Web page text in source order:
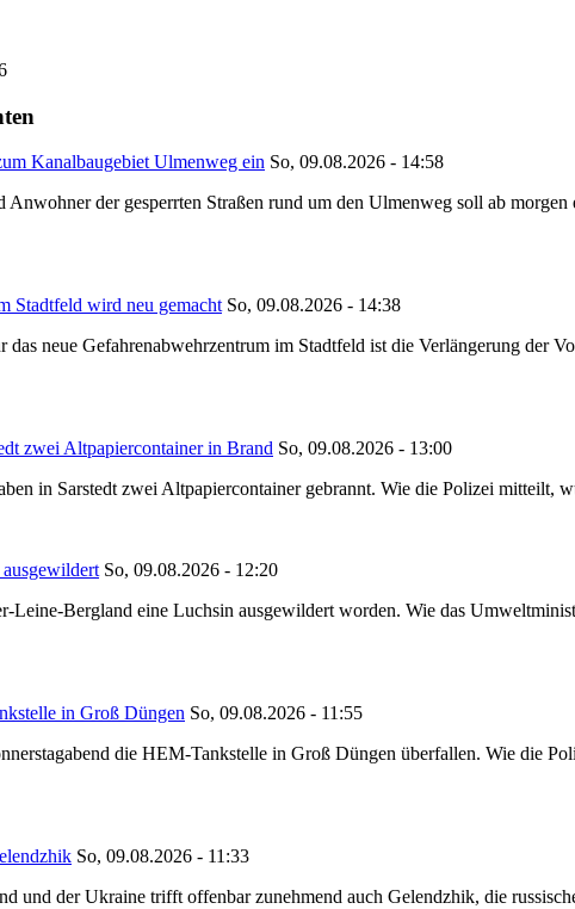
Kanalbaugebiet Ulmenweg ein So, 09.08.2026 - 14:58
der gesperrten Straßen rund um den Ulmenweg soll ab
Stadtfeld wird neu gemacht So, 09.08.2026 - 14:38
das neue Gefahrenabwehrzentrum im Stadtfeld ist die Verlängerung der
zwei Altpapiercontainer in Brand So, 09.08.2026 - 13:00
in Sarstedt zwei Altpapiercontainer gebrannt. Wie die Polizei mitteilt,
So, 09.08.2026 - 12:20
Leine-Bergland eine Luchsin ausgewildert worden. Wie das
in Groß Düngen So, 09.08.2026 - 11:55
die HEM-Tankstelle in Groß Düngen überfallen. Wie die
So, 09.08.2026 - 11:33
und der Ukraine trifft offenbar zunehmend auch Gelendzhik, die